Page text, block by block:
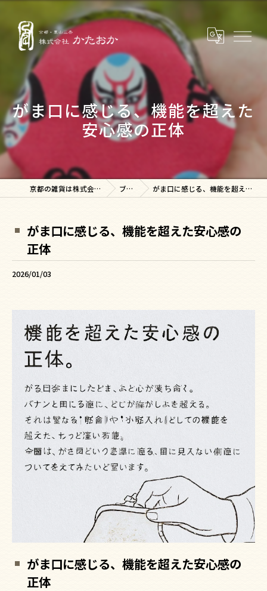
がま口に感じる、機能を超えた
安心感の正体
京都の雑貨は株式会社かたおか ブログ がま口に感じる、機能を超えた安心感の正体
がま口に感じる、機能を超えた安心感の
正体
2026/01/03
がま口に感じる、機能を超えた安心感の
正体